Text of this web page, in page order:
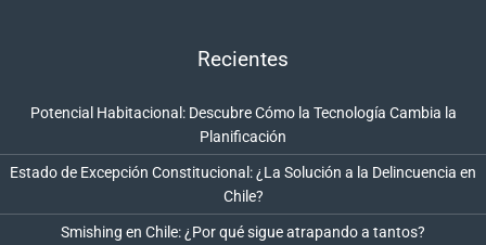
Recientes
Potencial Habitacional: Descubre Cómo la Tecnología Cambia la
Planificación
Estado de Excepción Constitucional: ¿La Solución a la Delincuencia en
Chile?
Smishing en Chile: ¿Por qué sigue atrapando a tantos?